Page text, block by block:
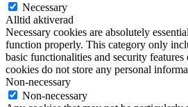
Necessary
Alltid aktiverad
Necessary cookies are absolutely
function properly. This category only
basic functionalities and security features
cookies do not store any personal
Non-necessary
Non-necessary